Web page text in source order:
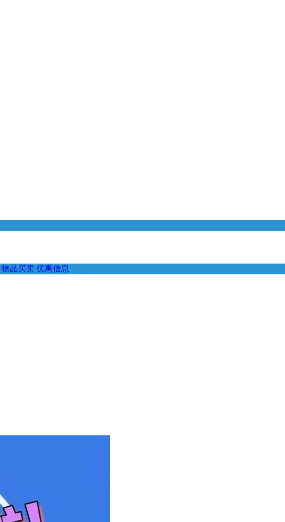
物品买卖 优惠信息